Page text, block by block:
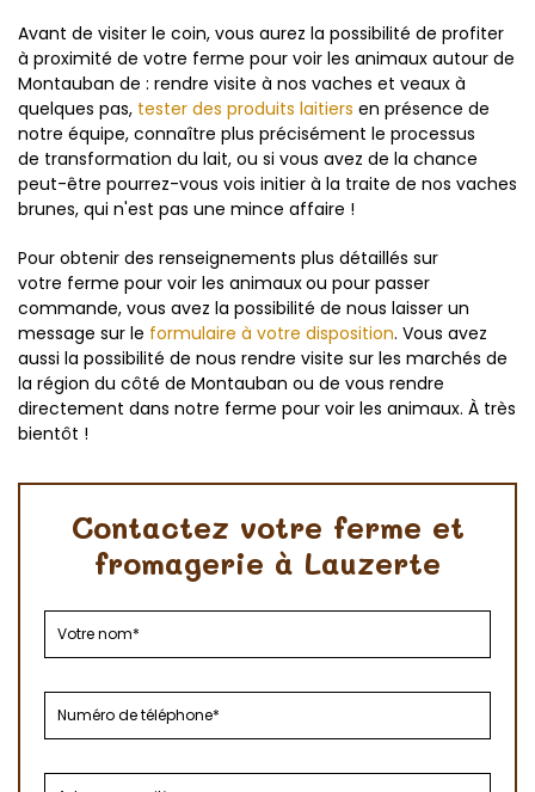
Avant de visiter le coin, vous aurez la possibilité de profiter
à proximité de votre ferme pour voir les animaux autour de
Montauban de : rendre visite à nos vaches et veaux à
quelques pas, tester des produits laitiers en présence de
notre équipe, connaître plus précisément le processus
de transformation du lait, ou si vous avez de la chance
peut-être pourrez-vous vois initier à la traite de nos vaches
brunes, qui n'est pas une mince affaire !
Pour obtenir des renseignements plus détaillés sur
votre ferme pour voir les animauxou pour passer
commande, vous avez la possibilité de nous laisser un
message sur le formulaire à votre disposition. Vous avez
aussi la possibilité de nous rendre visite sur les marchés de
la région du côté de Montauban ou de vous rendre
directement dans notre ferme pour voir les animaux. À très
bientôt !
Contactez votre ferme et
fromagerie à Lauzerte